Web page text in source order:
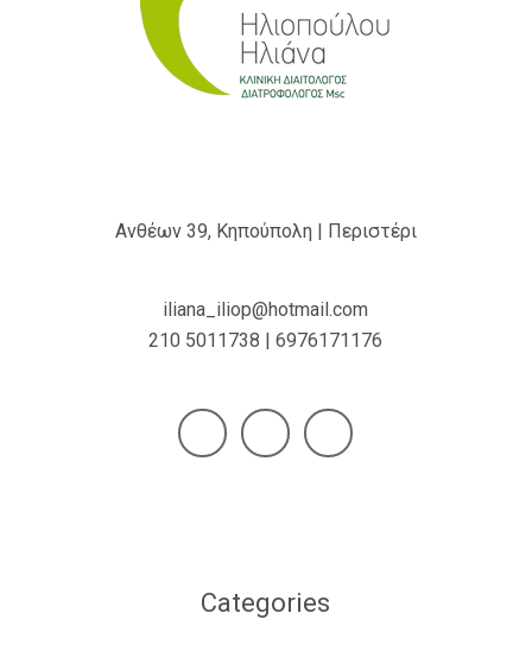
Ανθέων 39, Κηπούπολη | Περιστέρι
iliana_iliop@hotmail.com
210 5011738 | 6976171176
Categories